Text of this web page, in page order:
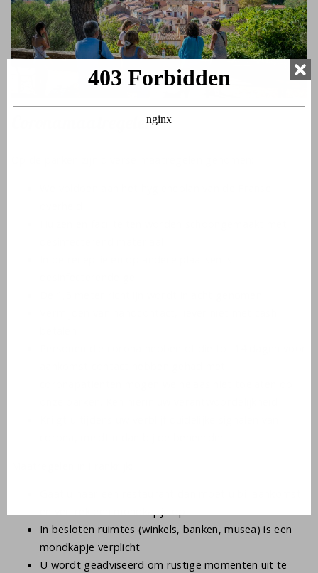
Coronamaatregelen
en vertrek een mondkapje op
In besloten ruimtes (winkels, banken, musea) is een
mondkapje verplicht
U wordt geadviseerd om rustige momenten uit te